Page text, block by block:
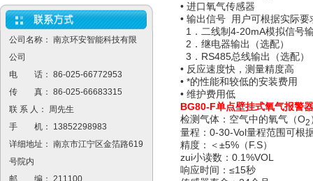
公司名称： 南京环安智能科技有限
公司
电 话： 86-025-66772953
传 真： 86-025-66683315
联 系 人： 周先生
手 机： 13852298983
详细地址： 南京市江宁区金箔路619
号院内
邮 编： 211100
• 进口氧气传感器
• 输出信号 用户可根据实际
1．二线制4-20mA模拟信号
2．继电器输出（选配）
3．RS485总线输出（选配）
• 反应速度快，测量精度高
• *的性能和较低的安装费用
• 维护费用低
BG80-F单点壁挂式氧气报警器
检测气体：空气中的氧气（O2
量程：0-30-Vol量程范围可根
精度：＜±5%（F.S）
zui小读数：0.1%VOL
响应时间：≤15秒